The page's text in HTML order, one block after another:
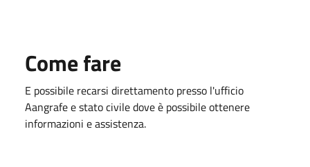
Come fare
E possibile recarsi direttamento presso l'ufficio
Aangrafe e stato civile dove è possibile ottenere
informazioni e assistenza.